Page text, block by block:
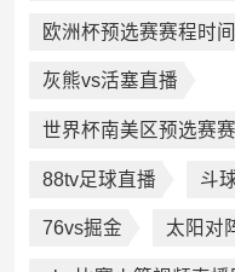
欧洲杯预选赛赛程时
灰熊vs活塞直播
世界杯南美区预选赛
88tv足球直播 斗
76vs掘金 太阳对